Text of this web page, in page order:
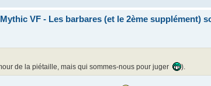
VF - Les barbares (et le 2ème supplément)
de la piétaille, mais qui sommes-nous pour juger ).